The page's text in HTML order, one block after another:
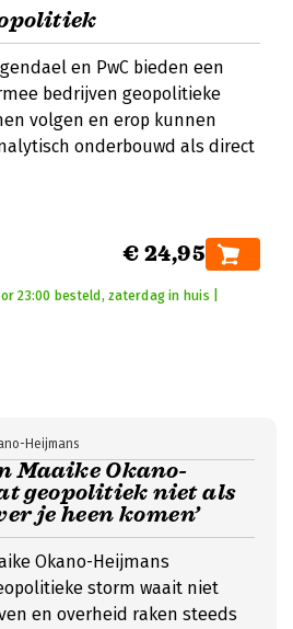
en PwC bieden een
bedrijven geopolitieke
volgen en erop kunnen
onderbouwd als direct
€ 24,95
23:00 besteld, zaterdag in huis |
Maaike Okano-
geopolitiek niet als
je heen komen’
Heijmans
Okano-Heijmans
storm waait niet
en overheid raken steeds